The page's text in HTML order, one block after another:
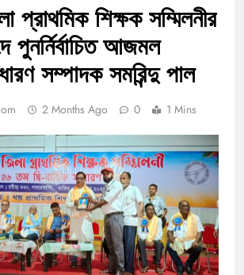
প্রাথমিক শিক্ষক সম্মিলনীর
পুনর্নির্বাচিত আজমল
সম্পাদক সমরিন্দু পাল
2 Months Ago 0 1 Mins